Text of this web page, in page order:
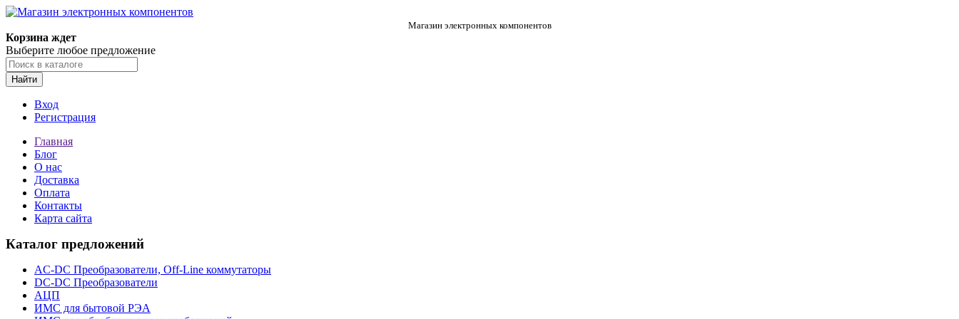
Магазин электронных компонентов
Корзина ждет
Выберите любое предложение
Найти
Вход
Регистрация
Главная
Блог
О нас
Доставка
Оплата
Контакты
Карта сайта
Каталог предложений
AC-DC Преобразователи, Off-Line коммутаторы
DC-DC Преобразователи
АЦП
ИМС для бытовой РЭА